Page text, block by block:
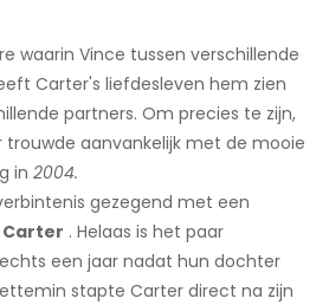
waarin Vince tussen verschillende
Carter's liefdesleven hem zien
partners. Om precies te zijn,
aanvankelijk met de mooie
in 2004.
gezegend met een
Carter . Helaas is het paar
een jaar nadat hun dochter
stapte Carter direct na zijn